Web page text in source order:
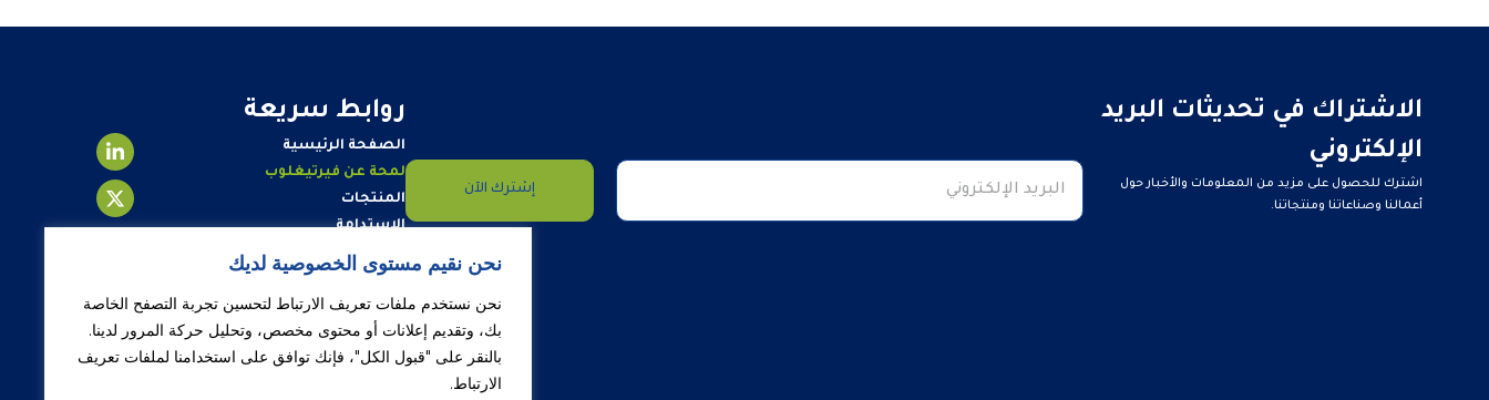
نحن نقيم مستوى الخصوصية لديك
نحن نستخدم ملفات تعريف الارتباط لتحسين تجربة التصفح الخاصة
بك، وتقديم إعلانات أو محتوى مخصص، وتحليل حركة المرور لدينا.
بالنقر على "قبول الكل"، فإنك توافق على استخدامنا لملفات تعريف
الارتباط.
الاشتراك في تحديثات البريد
الإلكتروني
اشترك للحصول على مزيد من المعلومات والأخبار حول
أعمالنا وصناعاتنا ومنتجاتنا.
إشترك الآن
روابط سريعة
الصفحة الرئيسية
لمحة عن فيرتيغلوب
المنتجات
الاستدامة
علاقات المستثمرين
مركز الأخبار
تواصل معنا
وظائف